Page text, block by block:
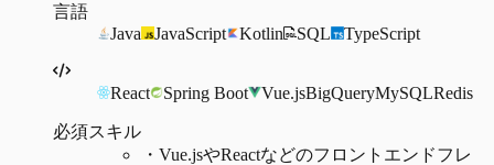
言語
Java
JavaScript Kotlin SQL TypeScript
React Spring Boot Vue.jsBigQueryMySQLRedis
必須スキル
・ Vue.jsやReactなどのフロントエンドフレ